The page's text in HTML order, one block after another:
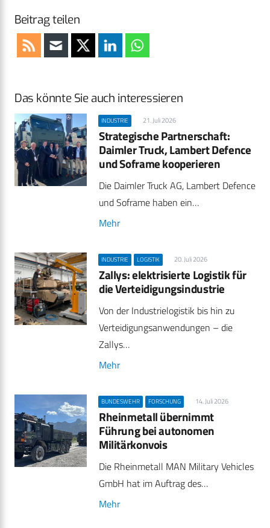
Beitrag teilen
Das könnte Sie auch interessieren
INDUSTRIE 21. Juli 2026
Strategische Partnerschaft:
Daimler Truck, Lambert Defence
und Soframe kooperieren
Die Daimler Truck AG, Lambert Defence
und Soframe haben ein…
Mehr
INDUSTRIE LOGISTIK 20. Juli 2026
Zallys: elektrisierte Logistik für
die Verteidigungsindustrie
Von der Industrielogistik bis hin zu
Verteidigungsanwendungen – die
Zallys…
Mehr
BUNDESWEHR FORSCHUNG 14. Juli 2026
Rheinmetall übernimmt
Führung bei autonomen
Militärkonvois
Die Rheinmetall MAN Military Vehicles
GmbH hat im Auftrag des…
Mehr